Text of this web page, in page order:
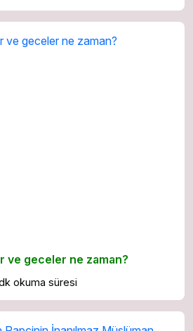
ve geceler ne zaman?
okuma süresi